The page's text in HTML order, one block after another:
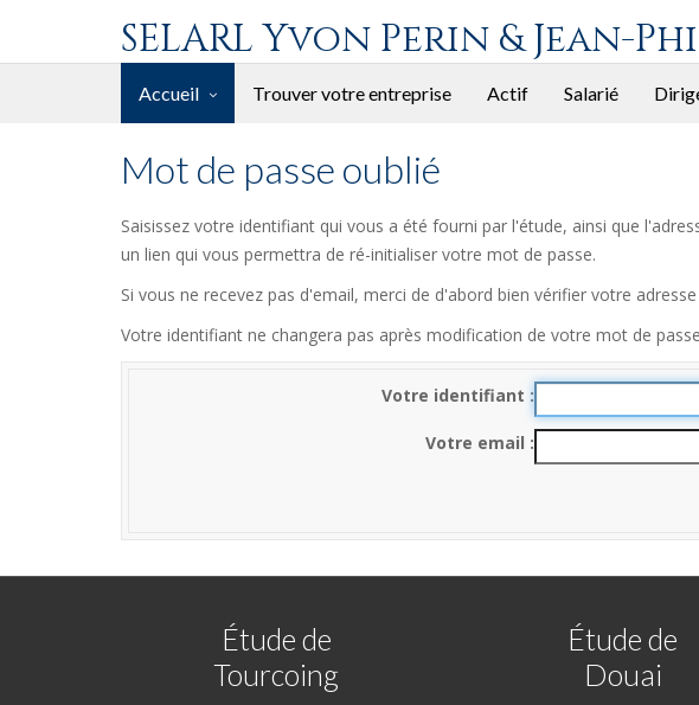
SELARL Yvon Perin & Jean-
Accueil Trouver votre entreprise Actif Salarié
Mot de passe oublié
Saisissez votre identifiant qui vous a été fourni par l'étude, ainsi que
un lien qui vous permettra de ré-initialiser votre mot de passe.
Si vous ne recevez pas d'email, merci de d'abord bien vérifier votre
Votre identifiant ne changera pas après modification de votre mot de passe
Votre identifiant
Votre email
Étude de
Tourcoing
Étude de
Douai